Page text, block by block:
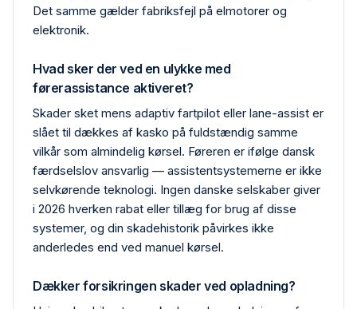
Det samme gælder fabriks­fejl på elmotorer og
elektronik.
Hvad sker der ved en ulykke med
førerassistance aktiveret?
Skader sket mens adaptiv fartpilot eller lane-assist er
slået til dækkes af kasko på fuldstændig samme
vilkår som almindelig kørsel. Føreren er ifølge dansk
færdselslov ansvarlig — assistentsystemerne er ikke
selvkørende teknologi. Ingen danske selskaber giver
i 2026 hverken rabat eller tillæg for brug af disse
systemer, og din skadehistorik påvirkes ikke
anderledes end ved manuel kørsel.
Dækker forsikringen skader ved opladning?